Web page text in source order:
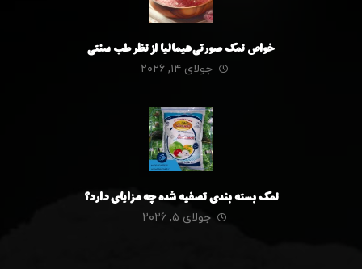
خواص نمک صورتی هیمالیا از نظر طب سنتی
جولای ۱۴, ۲۰۲۶
نمک بسته بندی تصفیه شده چه مزایای دارد؟
جولای ۵, ۲۰۲۶